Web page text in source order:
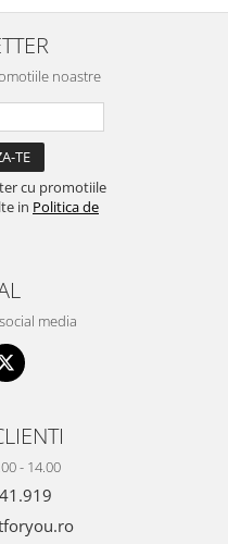
noastre
cu promotiile
in Politica de
media
- 14.00